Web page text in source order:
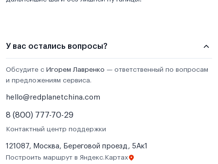
У вас остались вопросы?
Обсудите с Игорем Лавренко — ответственный по вопросам
и предложениям сервиса.
hello@redplanetchina.com
8 (800) 777-70-29
Контактный центр поддержки
121087, Москва, Береговой проезд, 5Ак1
Построить маршрут в Яндекс.Картах